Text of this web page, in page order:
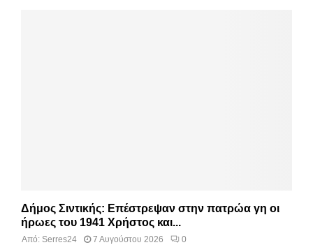
Δήμος Σιντικής: Επέστρεψαν στην πατρώα γη οι
ήρωες του 1941 Χρήστος και...
Από: Serres24 7 Αυγούστου 2026 0